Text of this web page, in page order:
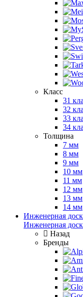
Класс
31
32
33
34
Толщина
7 мм
8 мм
9 мм
10 мм
11 мм
12 мм
13 мм
14 мм
Инженерная
Инженерная
Назад
Бренды